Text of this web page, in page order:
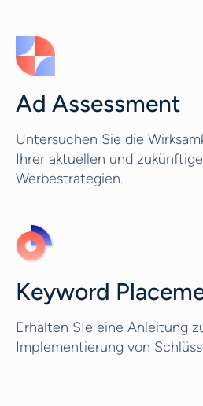
Ad Assessment
Untersuchen Sie die
Ihrer aktuellen und
Werbestrategien.
Keyword
Erhalten SIe eine Anleitung
Implementierung von